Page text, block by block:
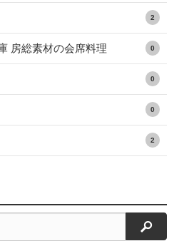
2
房総素材の会席料理 0
0
0
2
検索